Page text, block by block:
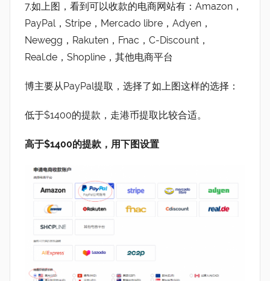
7.如上图，看到可以收款的电商网站有：Amazon，
PayPal，Stripe，Mercado libre，Adyen，
Newegg，Rakuten，Fnac，C-Discount，
Real.de，Shopline，其他电商平台
博主要从PayPal提取，选择了如上图这样的选择：
低于$1400的提款，走港币提取比较合适。
高于$1400的提款，用下图设置